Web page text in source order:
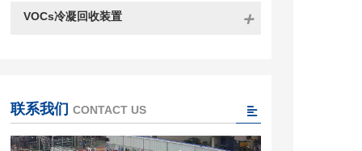
VOCs冷凝回收装置
联系我们 CONTACT US